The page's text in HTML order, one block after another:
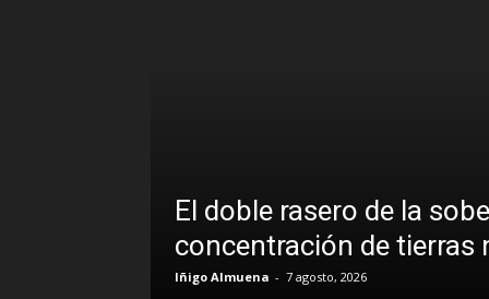
El doble rasero de la
concentración de tierras
Iñigo Almuena - 7 agosto, 2026